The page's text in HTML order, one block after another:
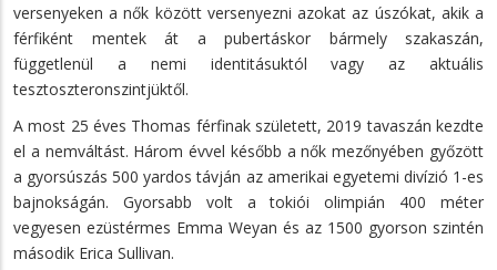
versenyeken a nők között versenyezni azokat az úszókat, akik a
férfiként mentek át a pubertáskor bármely szakaszán,
függetlenül a nemi identitásuktól vagy az aktuális
tesztoszteronszintjüktől.
A most 25 éves Thomas férfinak született, 2019 tavaszán kezdte
el a nemváltást. Három évvel később a nők mezőnyében győzött
a gyorsúszás 500 yardos távján az amerikai egyetemi divízió 1-es
bajnokságán. Gyorsabb volt a tokiói olimpián 400 méter
vegyesen ezüstérmes Emma Weyan és az 1500 gyorson szintén
második Erica Sullivan.